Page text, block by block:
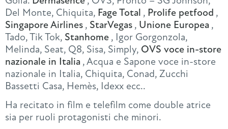
Del Monte, Chiquita, Fage Total , Prolife petfood ,
Singapore Airlines , StarVegas , Unione Europea ,
Tado, Tik Tok, Stanhome , Igor Gorgonzola,
Melinda, Seat, Q8, Sisa, Simply, OVS voce in-store
nazionale in Italia , Acqua e Sapone voce in-store
nazionale in Italia, Chiquita, Conad, Zucchi
Bassetti Casa, Hemès, Idexx ecc..
Ha recitato in film e telefilm come double atrice
sia per ruoli protagonisti che minori.